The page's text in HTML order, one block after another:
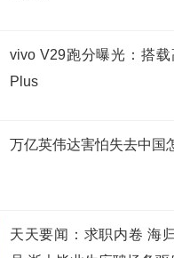
vivo V29跑分曝光：搭
Plus
万亿英伟达害怕失去中国
天天要闻：求职内卷 海